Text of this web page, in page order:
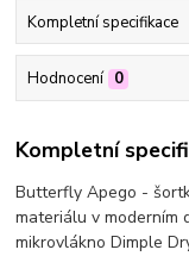
Kompletní specifikace
Hodnocení 0
Kompletní
Butterfly Apego -
materiálu v moderním
mikrovlákno Dimple